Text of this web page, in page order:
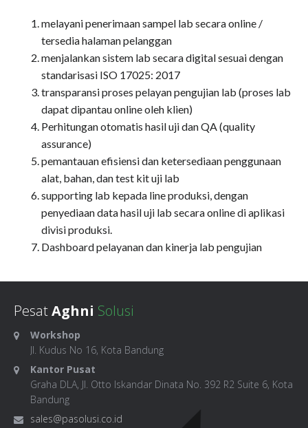
melayani penerimaan sampel lab secara online /
tersedia halaman pelanggan
menjalankan sistem lab secara digital sesuai dengan
standarisasi ISO 17025: 2017
transparansi proses pelayan pengujian lab (proses lab
dapat dipantau online oleh klien)
Perhitungan otomatis hasil uji dan QA (quality
assurance)
pemantauan efisiensi dan ketersediaan penggunaan
alat, bahan, dan test kit uji lab
supporting lab kepada line produksi, dengan
penyediaan data hasil uji lab secara online di aplikasi
divisi produksi.
Dashboard pelayanan dan kinerja lab pengujian
PesatAghni Solusi
Workshop
Jl. Kudus No 16, Kota Bandung
Kantor Pusat
Graha DLA, Jl. Otto Iskandar Dinata No. 392 R2 Suite 6, Kota
Bandung
sales@pasolusi.co.id